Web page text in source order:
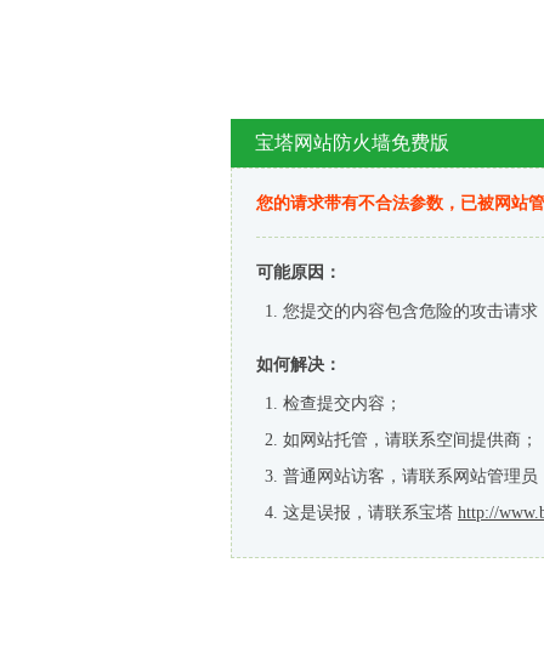
宝塔网站防火墙免费版
您的请求带有不合法参数，已被网站
可能原因：
您提交的内容包含危险的攻击请求
如何解决：
检查提交内容；
如网站托管，请联系空间提供商；
普通网站访客，请联系网站管理员
这是误报，请联系宝塔 http://